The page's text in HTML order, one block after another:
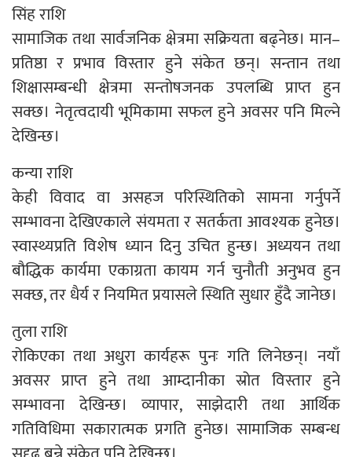
सिंह राशि
सामाजिक तथा सार्वजनिक क्षेत्रमा सक्रियता बढ्नेछ। मान–
प्रतिष्ठा र प्रभाव विस्तार हुने संकेत छन्। सन्तान तथा
शिक्षासम्बन्धी क्षेत्रमा सन्तोषजनक उपलब्धि प्राप्त हुन
सक्छ। नेतृत्वदायी भूमिकामा सफल हुने अवसर पनि मिल्ने
देखिन्छ।
कन्या राशि
केही विवाद वा असहज परिस्थितिको सामना गर्नुपर्ने
सम्भावना देखिएकाले संयमता र सतर्कता आवश्यक हुनेछ।
स्वास्थ्यप्रति विशेष ध्यान दिनु उचित हुन्छ। अध्ययन तथा
बौद्धिक कार्यमा एकाग्रता कायम गर्न चुनौती अनुभव हुन
सक्छ, तर धैर्य र नियमित प्रयासले स्थिति सुधार हुँदै जानेछ।
तुला राशि
रोकिएका तथा अधुरा कार्यहरू पुनः गति लिनेछन्। नयाँ
अवसर प्राप्त हुने तथा आम्दानीका स्रोत विस्तार हुने
सम्भावना देखिन्छ। व्यापार, साझेदारी तथा आर्थिक
गतिविधिमा सकारात्मक प्रगति हुनेछ। सामाजिक सम्बन्ध